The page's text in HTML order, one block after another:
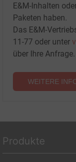
E&M-Inhalten
Paketen haben.
Das E&M-
11-77 oder unter
über Ihre Anfrage.
WEITERE
Produkte